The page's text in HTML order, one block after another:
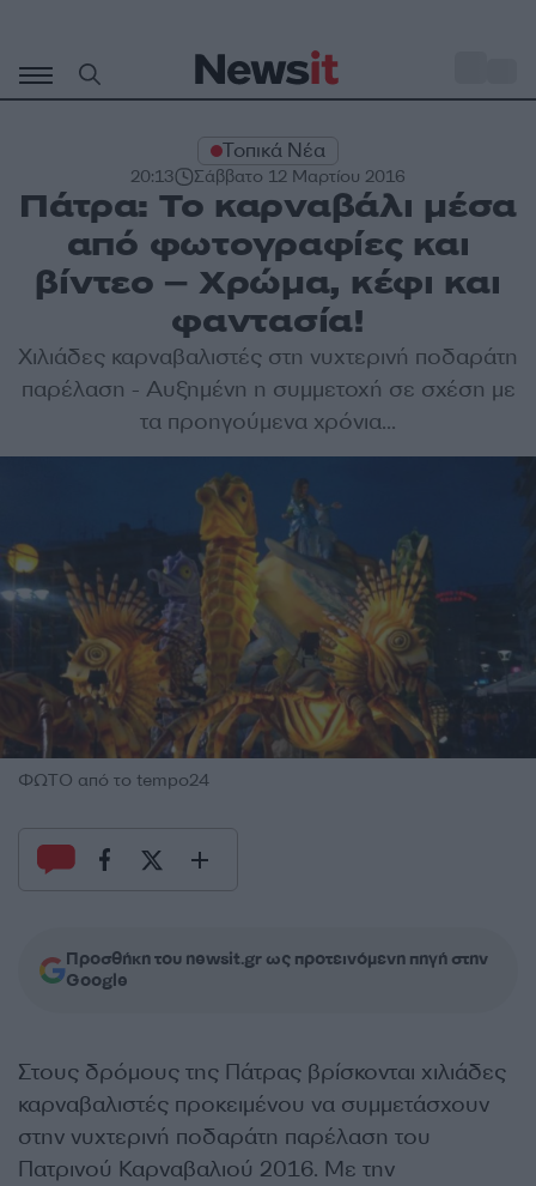
περιεχόμενο
Τοπικά Νέα
20:13 Σάββατο 12 Μαρτίου 2016
Πάτρα: Το καρναβάλι μέσα
από φωτογραφίες και
βίντεο – Χρώμα, κέφι και
φαντασία!
Χιλιάδες καρναβαλιστές στη νυχτερινή ποδαράτη
παρέλαση - Αυξημένη η συμμετοχή σε σχέση με
τα προηγούμενα χρόνια...
ΦΩΤΟ από το tempo24
Προσθήκη του newsit.gr ως προτεινόμενη πηγή στην
Google
Στους δρόμους της Πάτρας βρίσκονται χιλιάδες
καρναβαλιστές προκειμένου να συμμετάσχουν
στην νυχτερινή ποδαράτη παρέλαση του
Πατρινού Καρναβαλιού 2016. Με την